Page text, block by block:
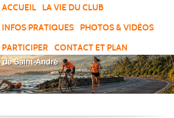
ACCUEIL
LA VIE DU CLUB
INFOS PRATIQUES
PHOTOS & VIDÉOS
PARTICIPER
CONTACT ET PLAN
cookies